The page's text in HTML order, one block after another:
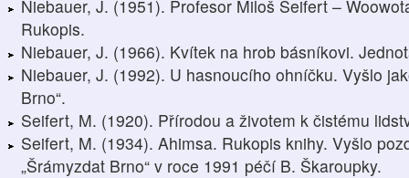
Niebauer, J. (1951). Profesor Miloš Seifert –
Rukopis.
Niebauer, J. (1966). Kvítek na hrob básníkovi.
Niebauer, J. (1992). U hasnoucího ohníčku. Vyšlo
Brno“.
Seifert, M. (1920). Přírodou a životem k čistému
Seifert, M. (1934). Ahimsa. Rukopis knihy. Vyšlo
„Šrámyzdat Brno“ v roce 1991 péčí B. Škaroupky.